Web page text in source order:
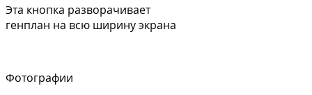
Эта кнопка разворачивает
генплан на всю ширину экрана
Фотографии